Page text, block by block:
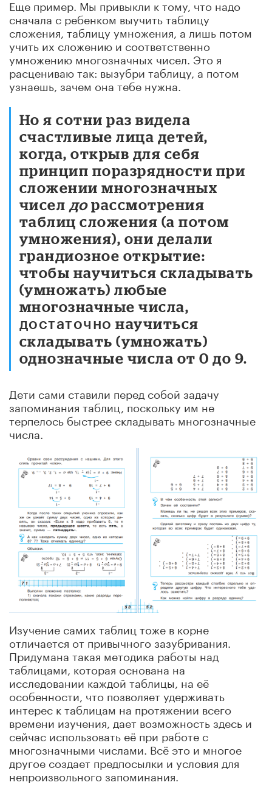
Еще пример. Мы привыкли к тому, что надо
сначала с ребенком выучить таблицу
сложения, таблицу умножения, а лишь потом
учить их сложению и соответственно
умножению многозначных чисел. Это я
расцениваю так: вызубри таблицу, а потом
узнаешь, зачем она тебе нужна.
Но я сотни раз видела
счастливые лица детей,
когда, открыв для себя
принцип поразрядности при
сложении многозначных
чисел дорассмотрения
таблиц сложения (а потом
умножения), они делали
грандиозное открытие:
чтобы научиться складывать
(умножать) любые
многозначные числа,
достаточно научиться
складывать (умножать)
однозначные числа от 0 до 9.
Дети сами ставили перед собой задачу
запоминания таблиц, поскольку им не
терпелось быстрее складывать многозначные
числа.
Изучение самих таблиц тоже в корне
отличается от привычного зазубривания.
Придумана такая методика работы над
таблицами, которая основана на
исследовании каждой таблицы, на её
особенности, что позволяет удерживать
интерес к таблицам на протяжении всего
времени изучения, дает возможность здесь и
сейчас использовать её при работе с
многозначными числами. Всё это и многое
другое создает предпосылки и условия для
непроизвольного запоминания.